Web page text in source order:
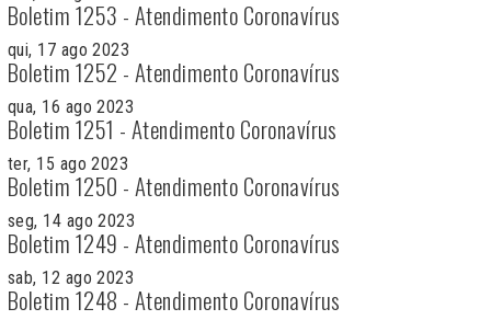
Boletim 1253 - Atendimento Coronavírus
qui, 17 ago 2023
Boletim 1252 - Atendimento Coronavírus
qua, 16 ago 2023
Boletim 1251 - Atendimento Coronavírus
ter, 15 ago 2023
Boletim 1250 - Atendimento Coronavírus
seg, 14 ago 2023
Boletim 1249 - Atendimento Coronavírus
sab, 12 ago 2023
Boletim 1248 - Atendimento Coronavírus